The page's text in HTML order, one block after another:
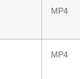
MP4
MP4